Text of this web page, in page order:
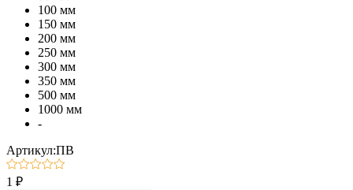
100 мм
150 мм
200 мм
250 мм
300 мм
350 мм
500 мм
1000 мм
-
Артикул:ПВ
1 ₽